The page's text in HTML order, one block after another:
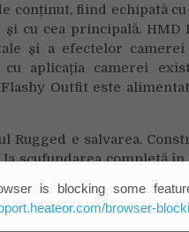
conținut, fiind echipată cu
cu cea principală.
și a efectelor
aplicația camerei
Flashy Outfit este
Rugged e salvarea.
scufundarea completă în
(ICE), deci este
acces la o tehnologie
is blocking some
browser-